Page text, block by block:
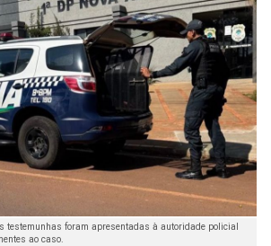
testemunhas foram apresentadas à autoridade policial
ao caso.